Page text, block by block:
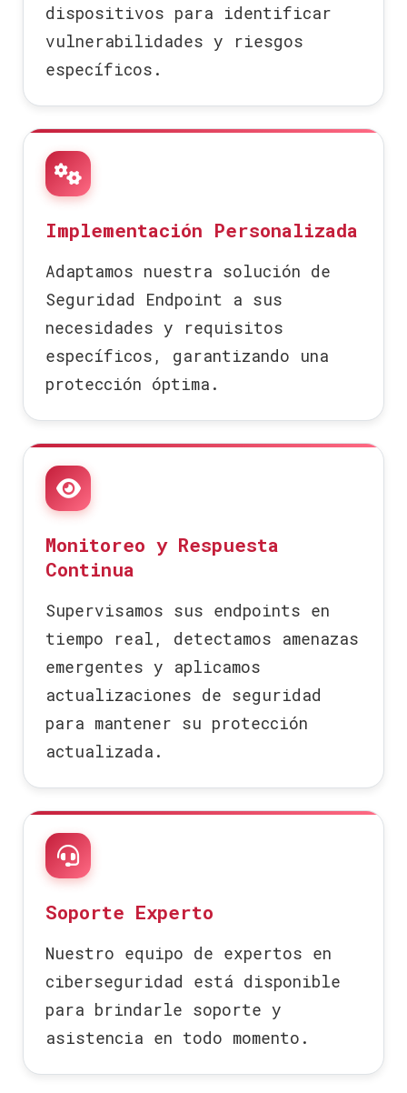
dispositivos para identificar
vulnerabilidades y riesgos
específicos.
Implementación Personalizada
Adaptamos nuestra solución de
Seguridad Endpoint a sus
necesidades y requisitos
específicos, garantizando una
protección óptima.
Monitoreo y Respuesta
Continua
Supervisamos sus endpoints en
tiempo real, detectamos amenazas
emergentes y aplicamos
actualizaciones de seguridad
para mantener su protección
actualizada.
Soporte Experto
Nuestro equipo de expertos en
ciberseguridad está disponible
para brindarle soporte y
asistencia en todo momento.